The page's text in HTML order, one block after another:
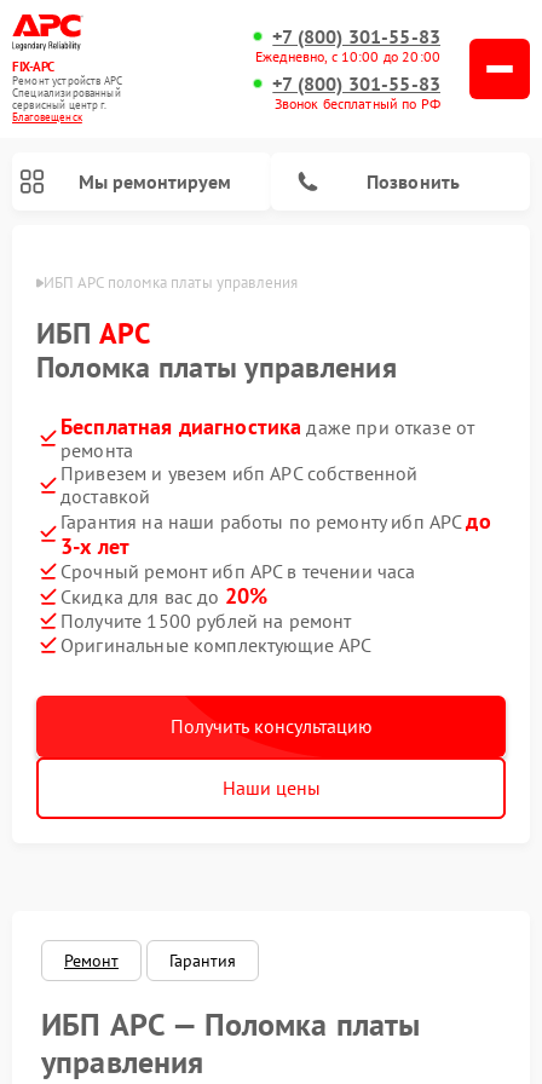
FIX-APC
Ремонт устройств APC
Специализированный
cервисный центр г.
Благовещенск
+7 (800) 301-55-83
Ежедневно, с 10:00 до 20:00
+7 (800) 301-55-83
Звонок бесплатный по РФ
Мы ремонтируем Позвонить
ИБП APC поломка платы управления
ИБП APC
Поломка платы управления
Бесплатная диагностика даже при отказе от
ремонта
Привезем и увезем ибп APC собственной
доставкой
Гарантия на наши работы по ремонту ибп APCдо
3-х лет
Срочный ремонт ибп APC в течении часа
Скидка для вас до 20%
Получите 1500 рублей на ремонт
Оригинальные комплектующие APC
Получить консультацию
Наши цены
Ремонт Гарантия
ИБП APC — Поломка платы
управления